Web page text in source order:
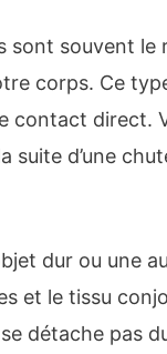
sont souvent le
corps. Ce
contact direct.
suite d’une
dur ou une
et le tissu
détache pas